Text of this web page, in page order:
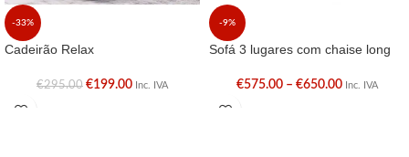
-33%
Cadeirão Relax
€295.00 €199.00 Inc. IVA
-9%
Sofá 3 lugares com chaise long
€575.00 – €650.00 Inc. IVA